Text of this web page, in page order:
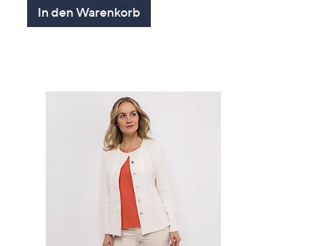
In den Warenkorb